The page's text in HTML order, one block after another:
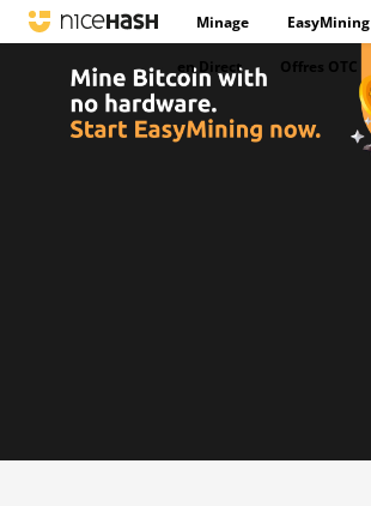
Minage EasyMining
en Direct Offres OTC